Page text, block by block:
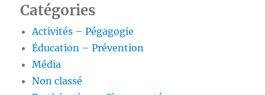
Catégories
Activités – Pégagogie
Éducation – Prévention
Média
Non classé